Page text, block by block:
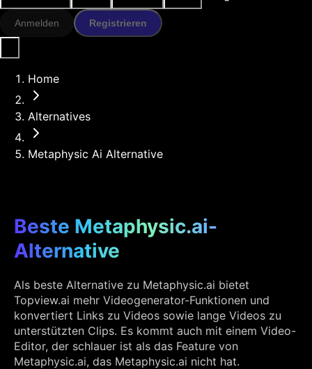
Anmelden Registrieren
Home
Alternatives
Metaphysic Ai Alternative
Beste Metaphysic.ai-
Alternative
Als beste Alternative zu Metaphysic.ai bietet
Topview.ai mehr Videogenerator-Funktionen und
konvertiert Links zu Videos sowie lange Videos zu
unterstützten Clips. Es kommt auch mit einem Video-
Editor, der schlauer ist als das Feature von
Metaphysic.ai, das Metaphysic.ai nicht hat.